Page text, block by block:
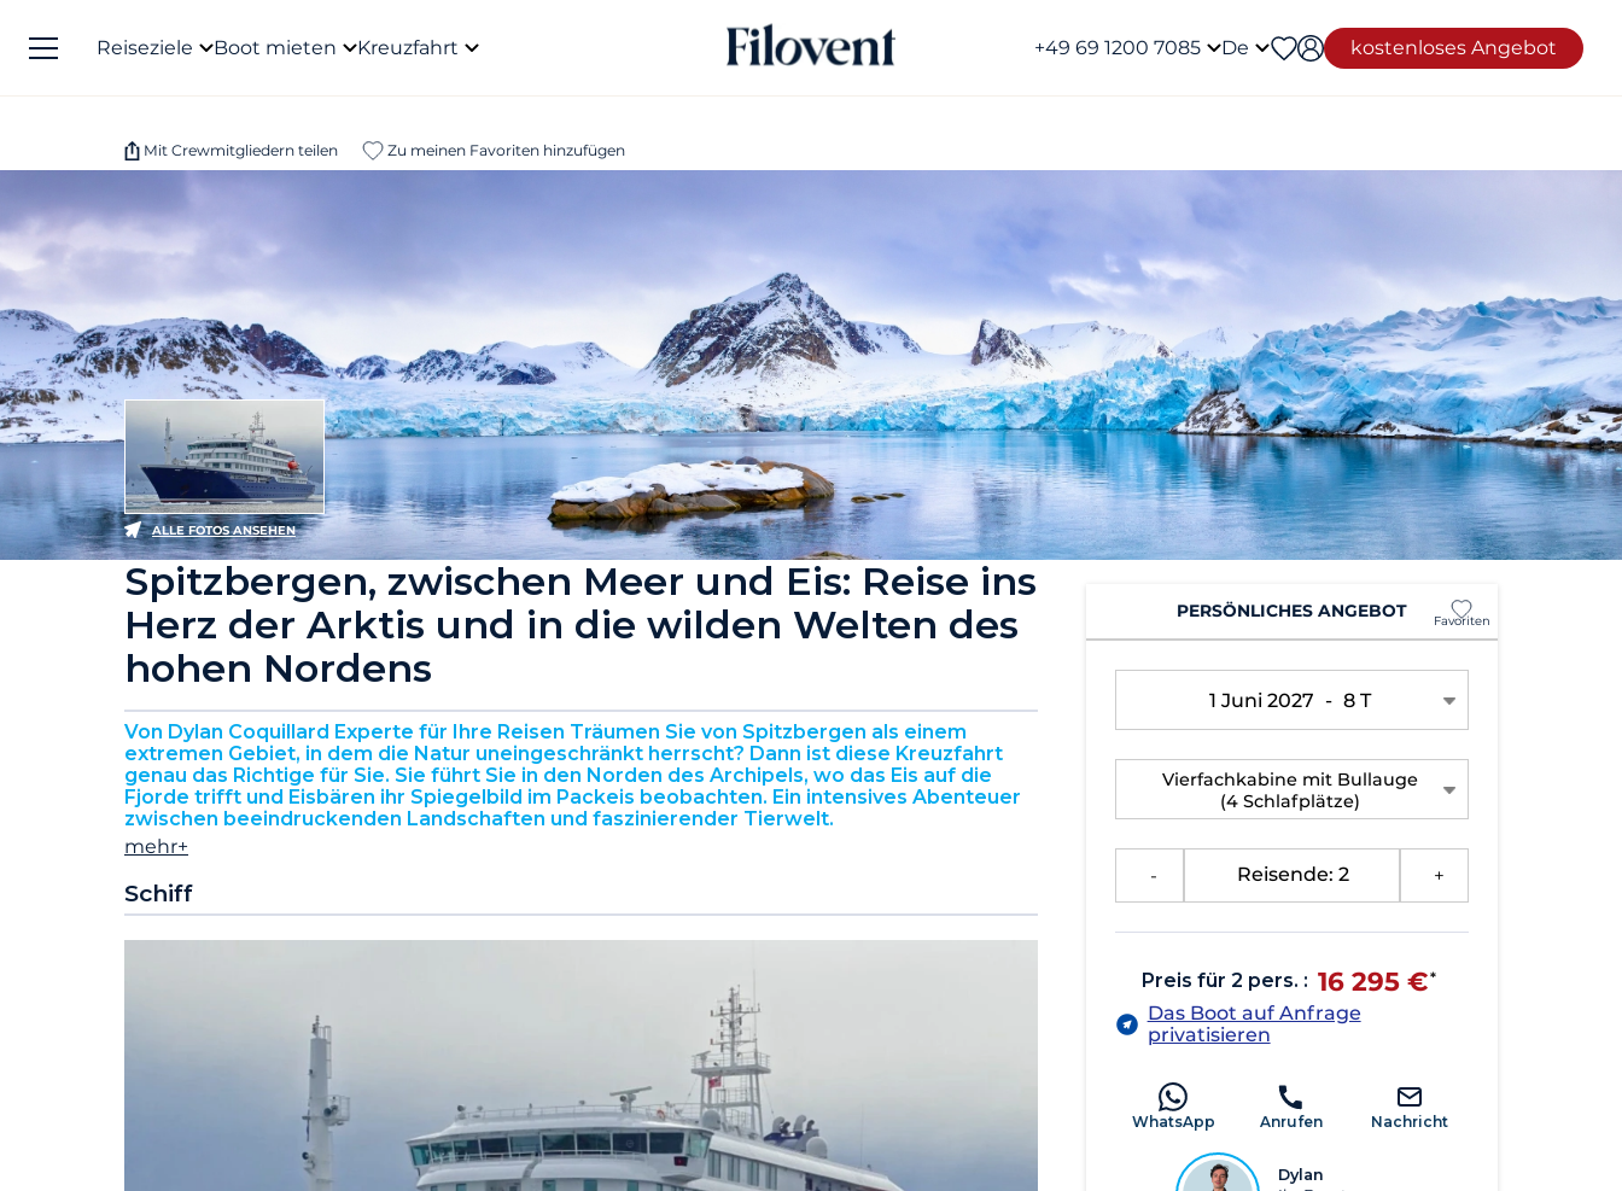
Reiseziele Boot mieten Kreuzfahrt +49 69 1200 7085 De kostenloses Angebot
Mit Crewmitgliedern teilen Zu meinen Favoriten hinzufügen
ALLE FOTOS ANSEHEN
Spitzbergen, zwischen Meer und Eis: Reise ins
Herz der Arktis und in die wilden Welten des
hohen Nordens
Von Dylan Coquillard Experte für Ihre Reisen Träumen Sie von Spitzbergen als einem
extremen Gebiet, in dem die Natur uneingeschränkt herrscht? Dann ist diese Kreuzfahrt
genau das Richtige für Sie. Sie führt Sie in den Norden des Archipels, wo das Eis auf die
Fjorde trifft und Eisbären ihr Spiegelbild im Packeis beobachten. Ein intensives Abenteuer
zwischen beeindruckenden Landschaften und faszinierender Tierwelt.
mehr+
Schiff
PERSÖNLICHES ANGEBOT Favoriten
1 Juni 2027 - 8 T
Vierfachkabine mit Bullauge
(4 Schlafplätze)
Reisende: 2
Preis für 2 pers. : 16 295 €
*
Das Boot auf Anfrage
privatisieren
WhatsApp Anrufen Nachricht
Dylan